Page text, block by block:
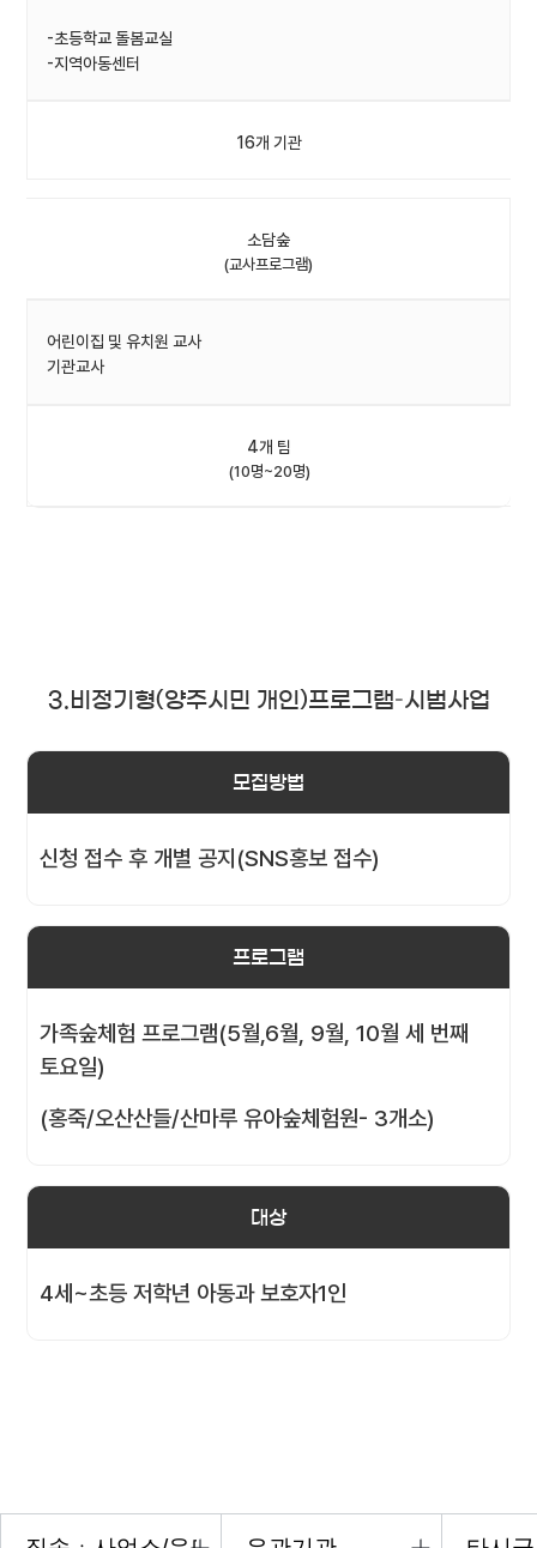
-초등학교 돌봄교실
-지역아동센터
16개 기관
소담숲
(교사프로그램)
어린이집 및 유치원 교사
기관교사
4개 팀
(10명~20명)
3.비정기형(양주시민 개인)프로그램–시범사업
모집방법
신청 접수 후 개별 공지(SNS홍보 접수)
프로그램
가족숲체험 프로그램(5월,6월, 9월, 10월 세 번째
토요일)
(홍죽/오산산들/산마루 유아숲체험원- 3개소)
대상
4세~초등 저학년 아동과 보호자1인